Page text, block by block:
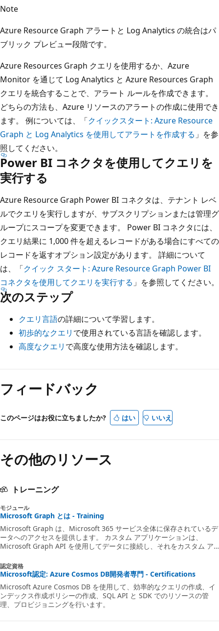
Note
Azure Resource Graph アラートと Log Analytics の統合はパ
ブリック プレビュー段階です。
Azure Resources Graph クエリを使用するか、Azure
Monitor を通じて Log Analytics と Azure Resources Graph
クエリを統合することで、アラート ルールを作成できます。
どちらの方法も、Azure リソースのアラートの作成に使用でき
ます。 例については、「クイックスタート: Azure Resource
Graph と Log Analytics を使用してアラートを作成する 」を参
照してください。
Power BI コネクタを使用してクエリを
実行する
Azure Resource Graph Power BI コネクタは、テナント レベ
ルでクエリを実行しますが、サブスクリプションまたは管理グ
ループにスコープを変更できます。 Power BI コネクタには、
クエリ結果に 1,000 件を超えるレコードがある場合にすべての
レコードを返すオプション設定があります。 詳細について
は、「クイック スタート: Azure Resource Graph Power BI
コネクタを使用してクエリを実行する 」を参照してください。
次のステップ
クエリ言語の詳細について学習します。
初歩的なクエリ で使用されている言語を確認します。
高度なクエリ で高度な使用方法を確認します。
フィードバック
このページはお役に立ちましたか? はい いいえ
その他のリソース
トレーニング
モジュール
Microsoft Graph とは - Training
Microsoft Graph は、Microsoft 365 サービス全体に保存されているデ
ータへのアクセスを提供します。 カスタム アプリケーションは、
Microsoft Graph API を使用してデータに接続し、それをカスタム ア
す。
認定資格
Microsoft認定: Azure Cosmos DB開発者専門 - Certifications
Microsoft Azure Cosmos DB を使用して、効率的なクエリの作成、イ
ンデックス作成ポリシーの作成、SQL API と SDK でのリソースの管
理、プロビジョニングを行います。